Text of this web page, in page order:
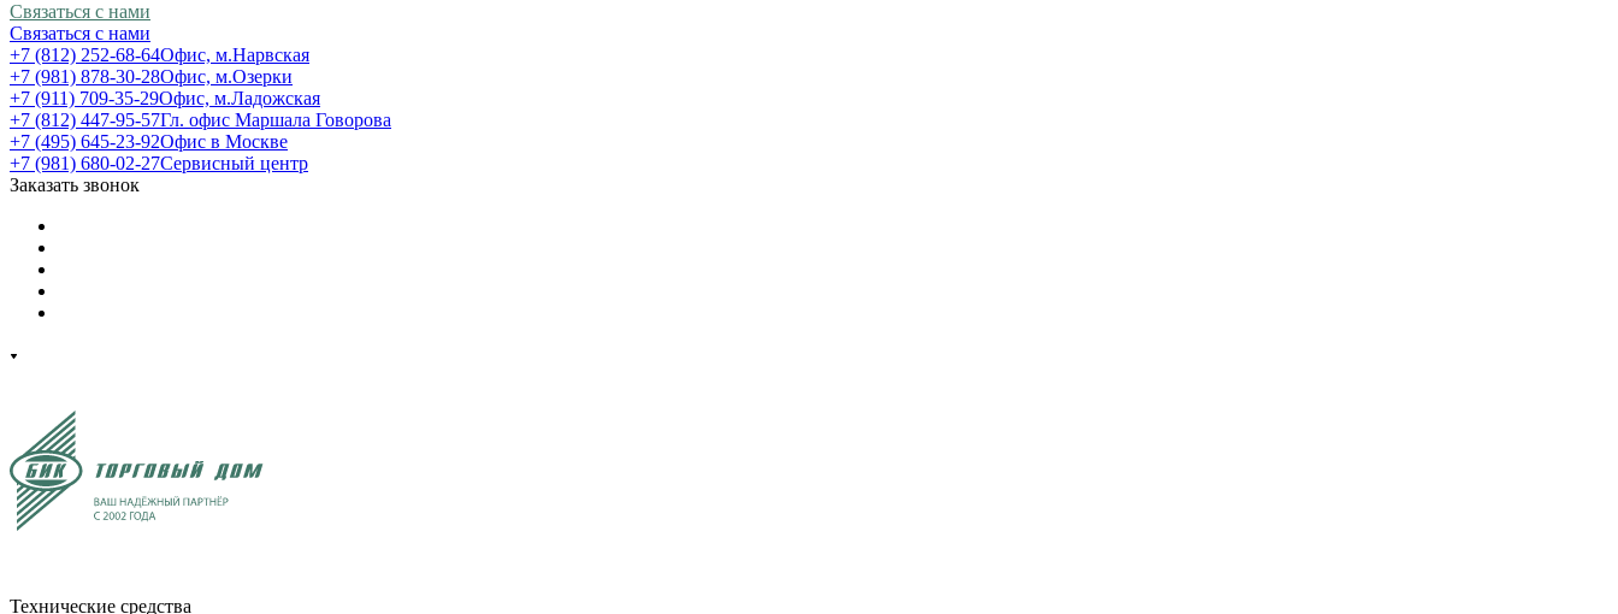
Связаться с нами
Связаться с нами
+7 (812) 252-68-64Офис, м.Нарвская
+7 (981) 878-30-28Офис, м.Озерки
+7 (911) 709-35-29Офис, м.Ладожская
+7 (812) 447-95-57Гл. офис Маршала Говорова
+7 (495) 645-23-92Офис в Москве
+7 (981) 680-02-27Сервисный центр
Заказать звонок
Технические средства